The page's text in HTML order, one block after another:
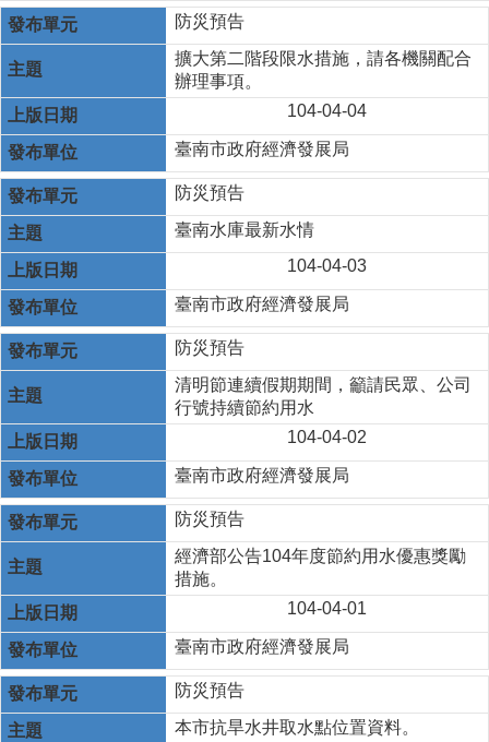
防災預告
擴大第二階段限水措施，請各機關配合
辦理事項。
104-04-04
臺南市政府經濟發展局
防災預告
臺南水庫最新水情
104-04-03
臺南市政府經濟發展局
防災預告
清明節連續假期期間，籲請民眾、公司
行號持續節約用水
104-04-02
臺南市政府經濟發展局
防災預告
經濟部公告104年度節約用水優惠獎勵
措施。
104-04-01
臺南市政府經濟發展局
防災預告
本市抗旱水井取水點位置資料。